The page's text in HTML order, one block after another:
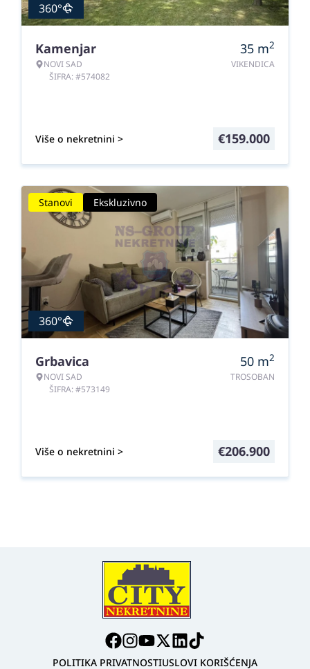
360°
Kamenjar
NOVI SAD
ŠIFRA: #574082
35 m2
VIKENDICA
Više o nekretnini > €159.000
Stanovi Ekskluzivno
360°
Grbavica
NOVI SAD
ŠIFRA: #573149
50 m2
TROSOBAN
Više o nekretnini > €206.900
POLITIKA PRIVATNOSTIUSLOVI KORIŠĆENJA